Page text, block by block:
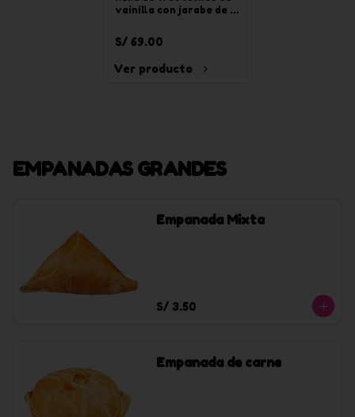
mediana
vainilla con jarabe de
crema pastelera y
decorado con crema de
chantilly de vainilla.
Para 20 tajadas.
S/ 69.00
Ver producto
EMPANADAS GRANDES
Empanada Mixta
S/ 3.50
Empanada de carne